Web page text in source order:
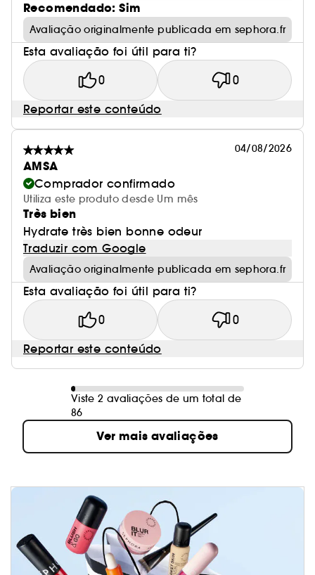
Recomendado: Sim
Avaliação originalmente publicada em sephora.fr
Esta avaliação foi útil para ti?
0 0
Reportar este conteúdo
04/08/2026
AMSA
Comprador confirmado
Utiliza este produto desde Um mês
Très bien
Hydrate très bien bonne odeur
Traduzir com Google
Avaliação originalmente publicada em sephora.fr
Esta avaliação foi útil para ti?
0 0
Reportar este conteúdo
Viste 2 avaliações de um total de
86
Ver mais avaliações